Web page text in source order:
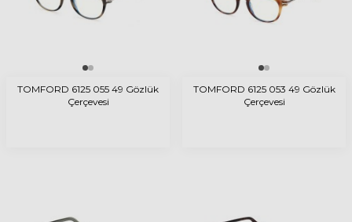
TOMFORD 6125 055 49 Gözlük
Çerçevesi
TOMFORD 6125 053 49 Gözlük
Çerçevesi